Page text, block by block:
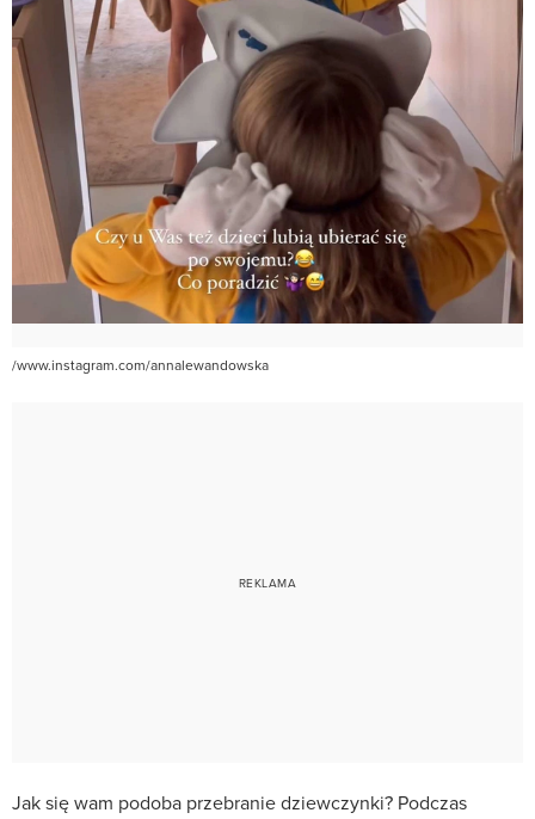
/www.instagram.com/annalewandowska
Jak się wam podoba przebranie dziewczynki? Podczas